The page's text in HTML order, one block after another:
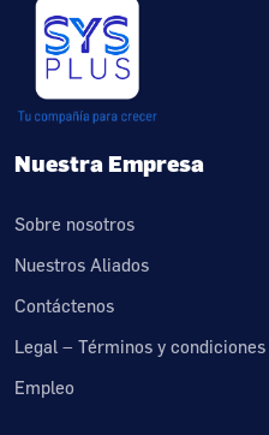
Nuestra Empresa
Sobre nosotros
Nuestros Aliados
Contáctenos
Legal – Términos y condiciones
Empleo